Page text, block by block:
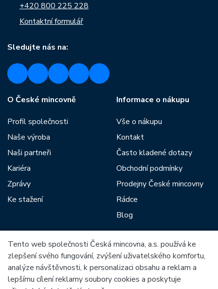
+420 800 225 228
Kontaktní formulář
Sledujte nás na:
O České mincovně
Profil společnosti
Naše výroba
Naši partneři
Kariéra
Zprávy
Ke stažení
Informace o nákupu
Vše o nákupu
Kontakt
Často kladené dotazy
Obchodní podmínky
Prodejny České mincovny
Rádce
Blog
Mezi naše partnery patří:
Tento web společnosti Česká mincovna, a.s. používá ke
zlepšení svého fungování, zvýšení uživatelského komfortu,
analýze návštěvnosti, k personalizaci obsahu a reklam a
lepšímu cílení reklamy soubory cookies a poskytuje